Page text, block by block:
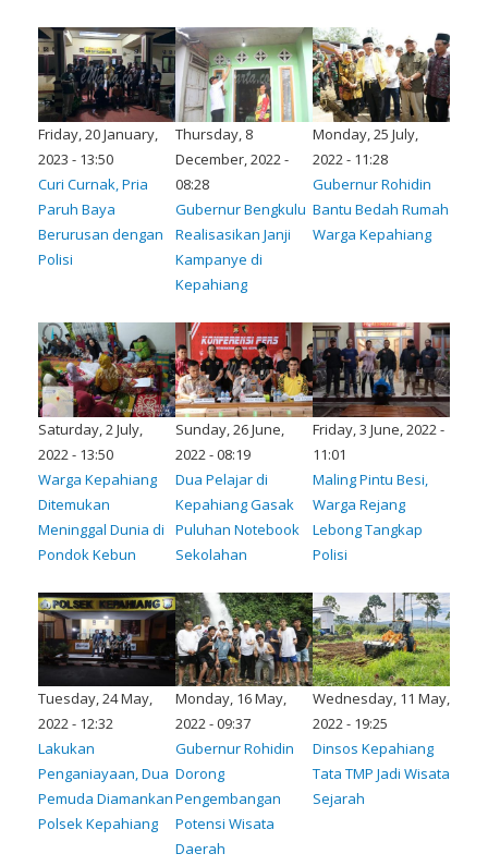
Friday, 20 January,
2023 - 13:50
Curi Curnak, Pria
Paruh Baya
Berurusan dengan
Polisi
Thursday, 8
December, 2022 -
08:28
Gubernur Bengkulu
Realisasikan Janji
Kampanye di
Kepahiang
Monday, 25 July,
2022 - 11:28
Gubernur Rohidin
Bantu Bedah Rumah
Warga Kepahiang
Saturday, 2 July,
2022 - 13:50
Warga Kepahiang
Ditemukan
Meninggal Dunia di
Pondok Kebun
Sunday, 26 June,
2022 - 08:19
Dua Pelajar di
Kepahiang Gasak
Puluhan Notebook
Sekolahan
Friday, 3 June, 2022 -
11:01
Maling Pintu Besi,
Warga Rejang
Lebong Tangkap
Polisi
Tuesday, 24 May,
2022 - 12:32
Lakukan
Penganiayaan, Dua
Pemuda Diamankan
Polsek Kepahiang
Monday, 16 May,
2022 - 09:37
Gubernur Rohidin
Dorong
Pengembangan
Potensi Wisata
Daerah
Wednesday, 11 May,
2022 - 19:25
Dinsos Kepahiang
Tata TMP Jadi Wisata
Sejarah